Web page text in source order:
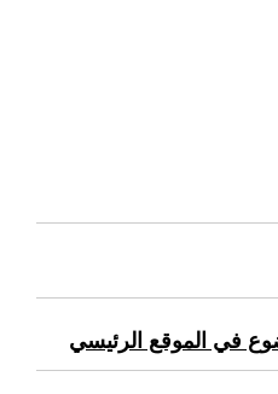
في الموقع الرئيسي